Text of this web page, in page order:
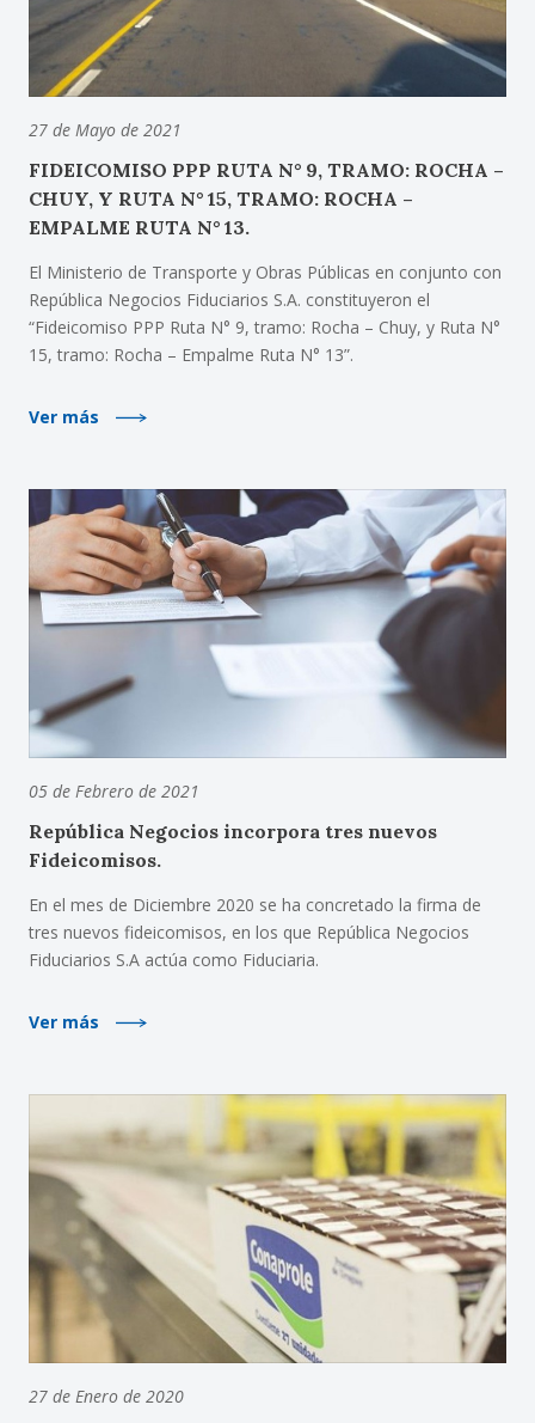
27 de Mayo de 2021
FIDEICOMISO PPP RUTA N° 9, TRAMO: ROCHA –
CHUY, Y RUTA N° 15, TRAMO: ROCHA –
EMPALME RUTA N° 13.
El Ministerio de Transporte y Obras Públicas en conjunto con
República Negocios Fiduciarios S.A. constituyeron el
“Fideicomiso PPP Ruta N° 9, tramo: Rocha – Chuy, y Ruta N°
15, tramo: Rocha – Empalme Ruta N° 13”.
Ver más
05 de Febrero de 2021
República Negocios incorpora tres nuevos
Fideicomisos.
En el mes de Diciembre 2020 se ha concretado la firma de
tres nuevos fideicomisos, en los que República Negocios
Fiduciarios S.A actúa como Fiduciaria.
Ver más
27 de Enero de 2020